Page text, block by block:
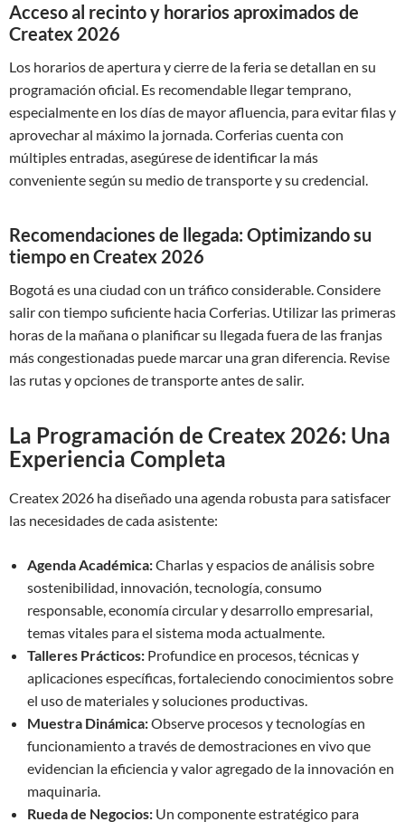
Acceso al recinto y horarios aproximados de
Createx 2026
Los horarios de apertura y cierre de la feria se detallan en su
programación oficial. Es recomendable llegar temprano,
especialmente en los días de mayor afluencia, para evitar filas y
aprovechar al máximo la jornada. Corferias cuenta con
múltiples entradas, asegúrese de identificar la más
conveniente según su medio de transporte y su credencial.
Recomendaciones de llegada: Optimizando su
tiempo en Createx 2026
Bogotá es una ciudad con un tráfico considerable. Considere
salir con tiempo suficiente hacia Corferias. Utilizar las primeras
horas de la mañana o planificar su llegada fuera de las franjas
más congestionadas puede marcar una gran diferencia. Revise
las rutas y opciones de transporte antes de salir.
La Programación de Createx 2026: Una
Experiencia Completa
Createx 2026 ha diseñado una agenda robusta para satisfacer
las necesidades de cada asistente:
Agenda Académica:Charlas y espacios de análisis sobre
sostenibilidad, innovación, tecnología, consumo
responsable, economía circular y desarrollo empresarial,
temas vitales para el sistema moda actualmente.
Talleres Prácticos: Profundice en procesos, técnicas y
aplicaciones específicas, fortaleciendo conocimientos sobre
el uso de materiales y soluciones productivas.
Muestra Dinámica:Observe procesos y tecnologías en
funcionamiento a través de demostraciones en vivo que
evidencian la eficiencia y valor agregado de la innovación en
maquinaria.
Rueda de Negocios: Un componente estratégico para